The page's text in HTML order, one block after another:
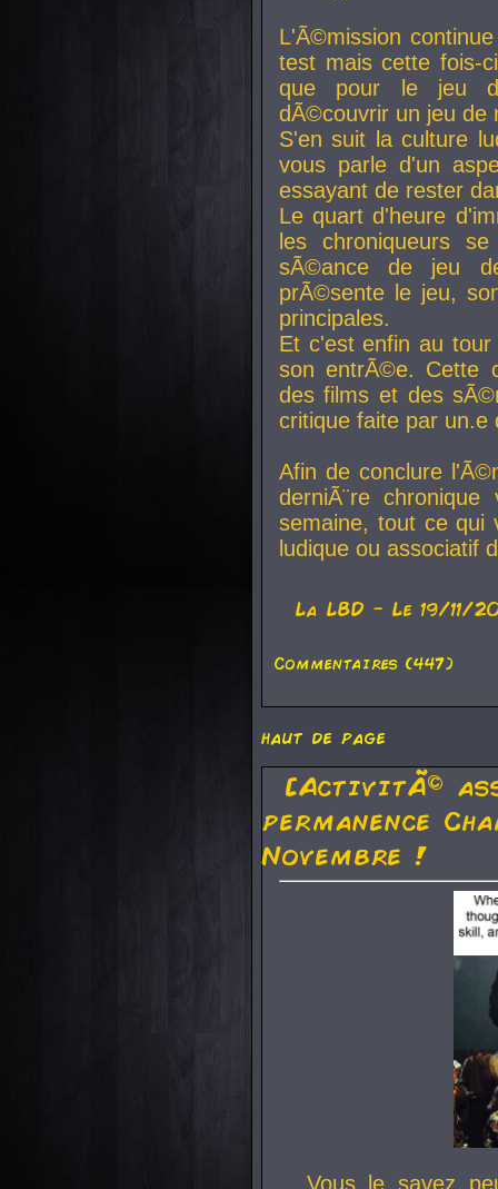
L'Ã©mission
test mais cette fois-
que pour le jeu
dÃ©couvrir un jeu de
S'en suit la culture
vous parle d'un
essayant de rester
Le quart d'heure
les chroniqueurs
sÃ©ance de jeu
prÃ©sente le jeu,
principales.
Et c'est enfin au
son entrÃ©e. Cette
des films et des
critique faite par
Afin de conclure
derniÃ¨re
semaine, tout ce qui
ludique ou associatif
La LBD - Le 19/11/
Commentaires (447)
haut de page
[ActivitÃ©
permanence
Novembre !
Vous le savez